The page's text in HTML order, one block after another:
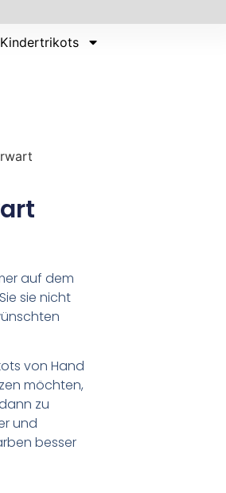
Kindertrikots
auf dem
sie nicht
von Hand
möchten,
zu
und
besser